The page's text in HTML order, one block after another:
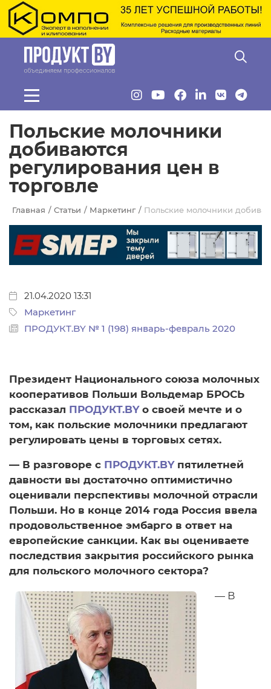
Перейти к основному содержанию
Польские молочники
добиваются
регулирования цен в
торговле
Главная Статьи Маркетинг Польские молочники
21.04.2020 13:31
Маркетинг
ПРОДУКТ.BY № 1 (198) январь-февраль 2020
Президент Национального союза молочных
кооперативов Польши Вольдемар БРОСЬ
рассказал ПРОДУКТ.BYо своей мечте и о
том, как польские молочники предлагают
регулировать цены в торговых сетях.
— В разговоре с ПРОДУКТ.BYпятилетней
давности вы достаточно оптимистично
оценивали перспективы молочной отрасли
Польши. Но в конце 2014 года Россия ввела
продовольственное эмбарго в ответ на
европейские санкции. Как вы оцениваете
последствия закрытия российского рынка
для польского молочного сектора?
— В